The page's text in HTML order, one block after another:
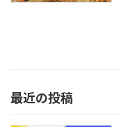
最近の投稿